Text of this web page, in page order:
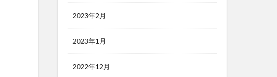
2023年2月
2023年1月
2022年12月